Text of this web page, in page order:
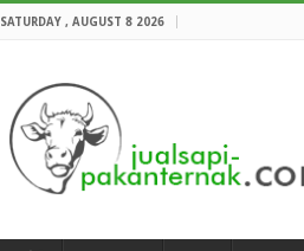
SATURDAY , AUGUST 8 2026